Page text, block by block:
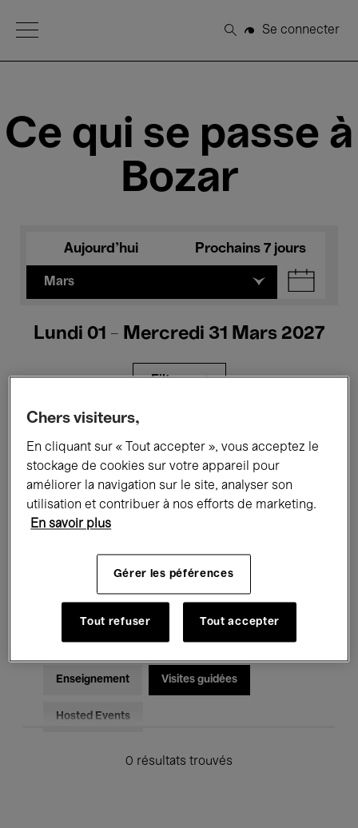
Open Menu
Rechercher
Se connecter
Ce qui se passe à
Bozar
Aujourd'hui Prochains 7 jours
Mars
Lundi 01 - Mercredi 31 Mars 2027
Filtres
Expositions Films Performances
Rencontres & Débats Jazz
Musique électronique
Pour tous Kids’ Palace
Enseignement Visites guidées
Hosted Events
0 résultats trouvés
Chers visiteurs,
En cliquant sur « Tout accepter », vous acceptez le
stockage de cookies sur votre appareil pour
améliorer la navigation sur le site, analyser son
utilisation et contribuer à nos efforts de marketing.
En savoir plus
Gérer les péférences
Tout refuser Tout accepter